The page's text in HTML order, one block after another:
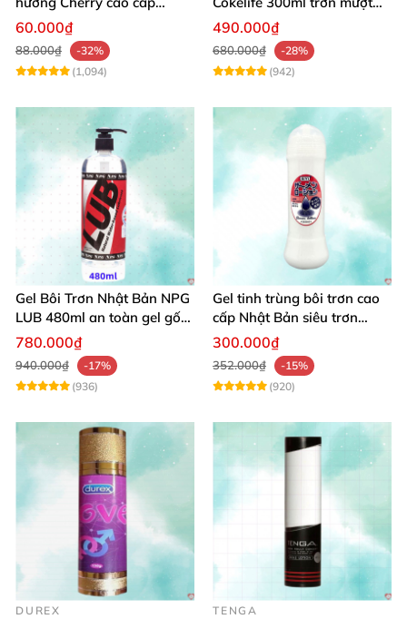
100ml dịu nhẹ an toàn
60.000₫
88.000₫
-32%
(1,094)
quan hệ gay
490.000₫
680.000₫
-28%
(942)
Gel Bôi Trơn Nhật Bản NPG
LUB 480ml an toàn gel gốc
nước, chống viêm phụ khoa
780.000₫
940.000₫
-17%
(936)
Gel tinh trùng bôi trơn cao
cấp Nhật Bản siêu trơn
300ml
300.000₫
352.000₫
-15%
(920)
DUREX TENGA